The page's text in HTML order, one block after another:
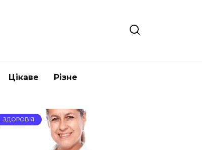
Цікаве Різне
ЗДОРОВ’Я